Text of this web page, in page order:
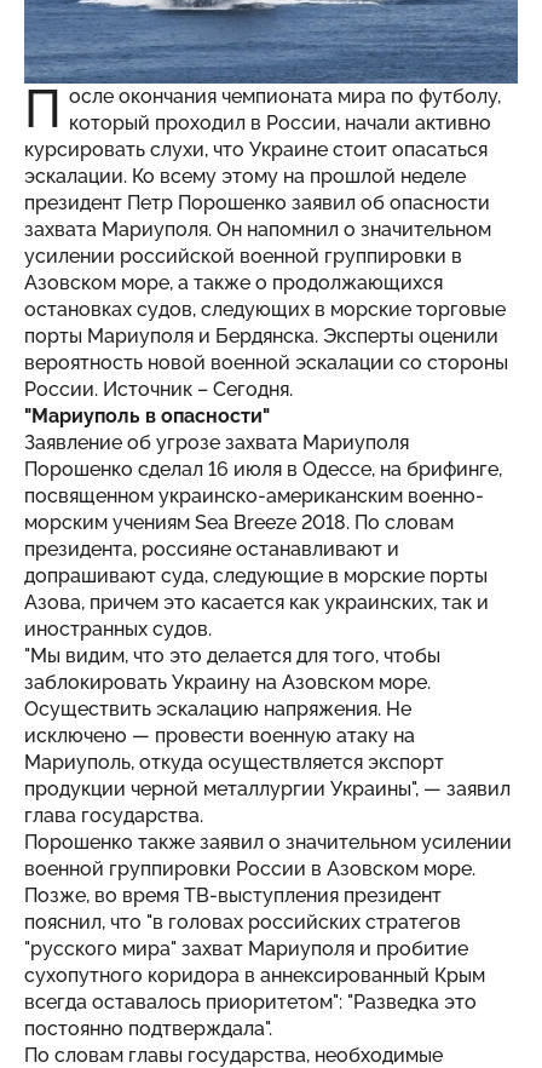
П осле окончания чемпионата мира по футболу,
который проходил в России, начали активно
курсировать слухи, что Украине стоит опасаться
эскалации. Ко всему этому на прошлой неделе
президент Петр Порошенко заявил об опасности
захвата Мариуполя. Он напомнил о значительном
усилении российской военной группировки в
Азовском море, а также о продолжающихся
остановках судов, следующих в морские торговые
порты Мариуполя и Бердянска. Эксперты оценили
вероятность новой военной эскалации со стороны
России. Источник – Сегодня.
"Мариуполь в опасности"
Заявление об угрозе захвата Ма­­риуполя
Порошенко сделал 16 июля в Одессе, на брифинге,
посвященном ук­­раинско-аме­­риканским во­­ен­­но-
морским учениям Sea Breeze 2018. По словам
президента, россияне останавливают и
допрашивают суда, следующие в морские порты
Азова, причем это касается как украинских, так и
иностранных судов.
"Мы видим, что это делается для того, чтобы
заблокировать Украину на Азовском море.
Осуществить эскалацию напряжения. Не
исключено — провести военную атаку на
Мариуполь, откуда осуществляется экспорт
продукции черной металлургии Украины", — заявил
глава государства.
Порошенко также заявил о значительном усилении
военной группировки России в Азовском море.
Позже, во время ТВ-выступления президент
пояснил, что "в головах российских стратегов
"русского мира" захват Мариуполя и пробитие
сухопутного коридора в аннексированный Крым
всегда оставалось приоритетом": "Разведка это
постоянно подтверждала".
По словам главы государства, необходимые